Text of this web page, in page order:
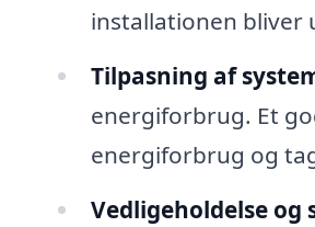
installationen
Tilpasning af
energiforbrug. Et
energiforbrug og
Vedligeholdelse og